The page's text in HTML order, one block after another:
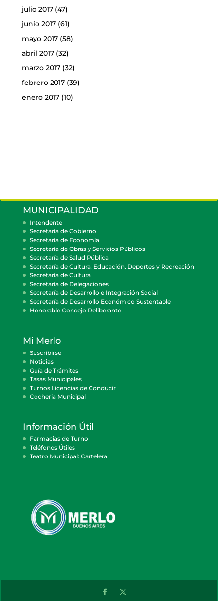
julio 2017(47)
junio 2017(61)
mayo 2017(58)
abril 2017(32)
marzo 2017(32)
febrero 2017(39)
enero 2017(10)
MUNICIPALIDAD
Intendente
Secretaría de Gobierno
Secretaría de Economía
Secretaría de Obras y Servicios Públicos
Secretaría de Salud Pública
Secretaría de Cultura, Educación, Deportes y Recreación
Secretaría de Cultura
Secretaría de Delegaciones
Secretaría de Desarrollo e Integración Social
Secretaría de Desarrollo Económico Sustentable
Honorable Concejo Deliberante
Mi Merlo
Suscribirse
Noticias
Guía de Trámites
Tasas Municipales
Turnos Licencias de Conducir
Cocheria Municipal
Información Útil
Farmacias de Turno
Teléfonos Útiles
Teatro Municipal: Cartelera